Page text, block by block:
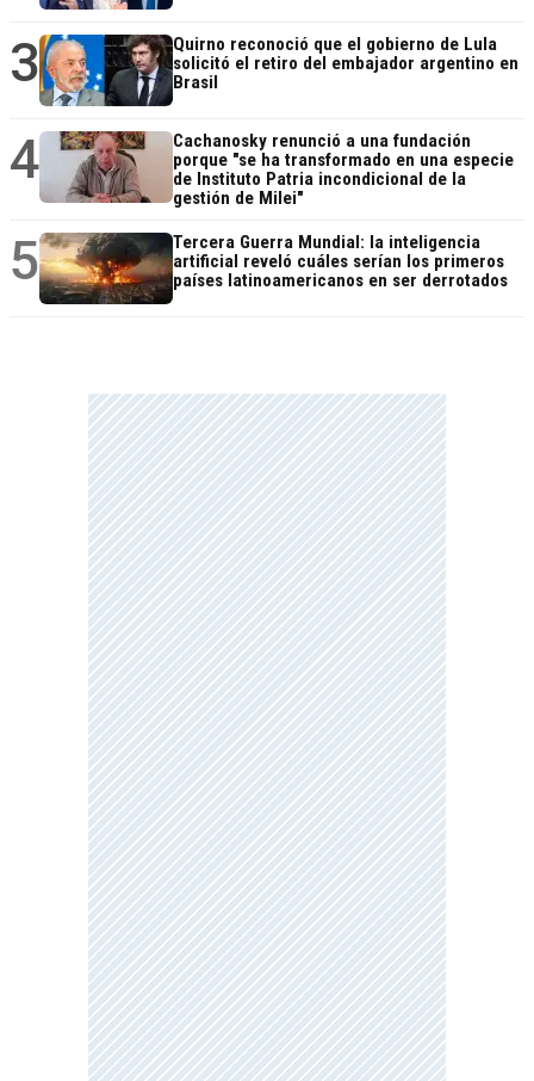
3
Quirno reconoció que el gobierno de Lula
solicitó el retiro del embajador argentino en
Brasil
4
Cachanosky renunció a una fundación
porque "se ha transformado en una especie
de Instituto Patria incondicional de la
gestión de Milei"
5
Tercera Guerra Mundial: la inteligencia
artificial reveló cuáles serían los primeros
países latinoamericanos en ser derrotados